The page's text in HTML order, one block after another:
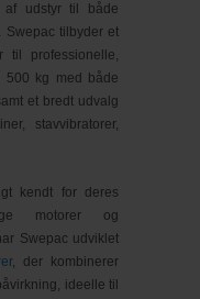
af udstyr til både
Swepac tilbyder et
til professionelle,
500 kg med både
et bredt udvalg
stavvibratorer,
kendt for deres
motorer og
Swepac udviklet
, der kombinerer
ideelle til